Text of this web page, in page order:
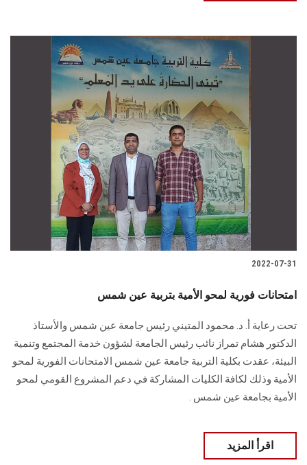
2022-07-31
امتحانات فورية لمحو الأمية بتربية عين شمس
تحت رعاية أ. د. محمود المتيني رئيس جامعة عين شمس والأستاذ
الدكتور هشام تمراز نائب رئيس الجامعة لشؤون خدمة المجتمع وتنمية
البيئة، عقدت بكلية التربية جامعة عين شمس الامتحانات الفورية لمحو
الأمية وذلك لكافة الكليات المشاركة في دعم المشروع القومي لمحو
الأمية بجامعة عين شمس .
اقرأ المزيد